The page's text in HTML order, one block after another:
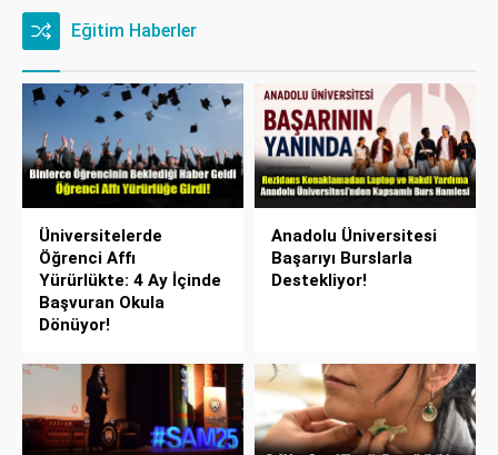
Eğitim Haberler
Üniversitelerde
Öğrenci Affı
Yürürlükte: 4 Ay İçinde
Başvuran Okula
Dönüyor!
Anadolu Üniversitesi
Başarıyı Burslarla
Destekliyor!